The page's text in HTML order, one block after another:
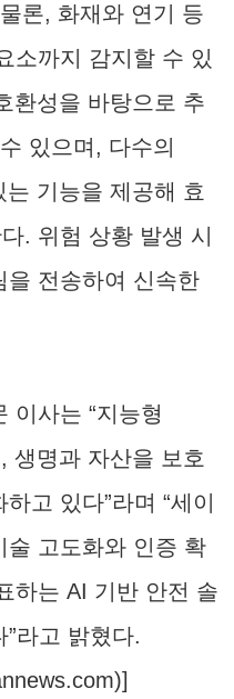
론, 화재와 연기 등
소까지 감지할 수 있
환성을 바탕으로 추
있으며, 다수의
기능을 제공해 효
. 위험 상황 발생 시
을 전송하여 신속한
이사는 “지능형
생명과 자산을 보호
고 있다”라며 “세이
술 고도화와 인증 확
하는 AI 기반 안전 솔
라고 밝혔다.
)]